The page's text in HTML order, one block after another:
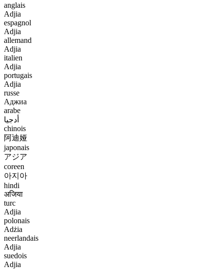
anglais
Adjia
espagnol
Adjia
allemand
Adjia
italien
Adjia
portugais
Adjia
russe
Аджиа
arabe
أدجيا
chinois
阿迪娅
japonais
アジア
coreen
아지아
hindi
अजिया
turc
Adjia
polonais
Adżia
neerlandais
Adjia
suedois
Adjia